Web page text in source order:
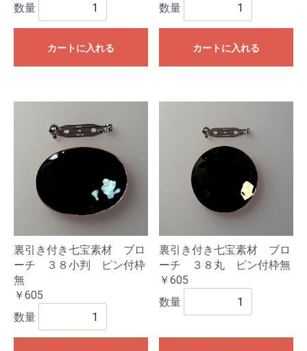
数量
カートに入れる
数量
カートに入れる
裏引き付き七宝素材 ブロ
ーチ ３８小判 ピン付枠
無
￥605
数量
裏引き付き七宝素材 ブロ
ーチ ３８丸 ピン付枠無
￥605
数量